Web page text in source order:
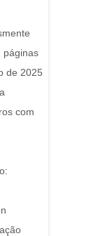
páginas
de 2025
com